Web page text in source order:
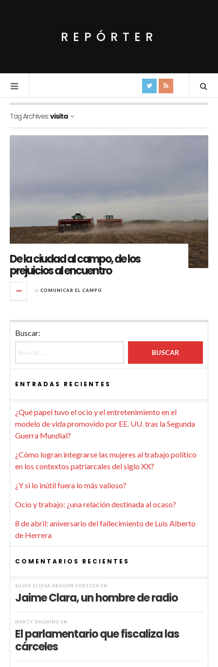
REPÓRTER
Tag Archives:visita
De la ciudad al campo, de los
prejuicios al encuentro
in COMUNICAR EL CAMPO
Buscar:
ENTRADAS RECIENTES
¿Qué papel tuvo el ocio y el entretenimiento en el
modelo de vida promovido por EE. UU. tras la Segunda
Guerra Mundial?
¿Cómo logran integrarse las mujeres al trabajo político
en los contextos patriarcales del siglo XX?
¿Y si lo inútil fuera lo más valioso?
Ocio y trabajo: ¿una relación destinada al ocaso?
8 de abril: aniversario del fallecimiento de Luis Alberto
de Herrera
COMENTARIOS RECIENTES
SILVIA ELOISA ARAGÓN FORTEZA EN
Jaime Clara, un hombre de radio
NANCY DAGNINO EN
El parlamentario que fiscaliza las
cárceles